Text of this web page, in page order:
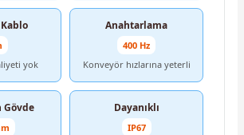
yok
Anahtarlama
400 Hz
Konveyör hızlarına yeterli
Gövde Dayanıklı
IP67